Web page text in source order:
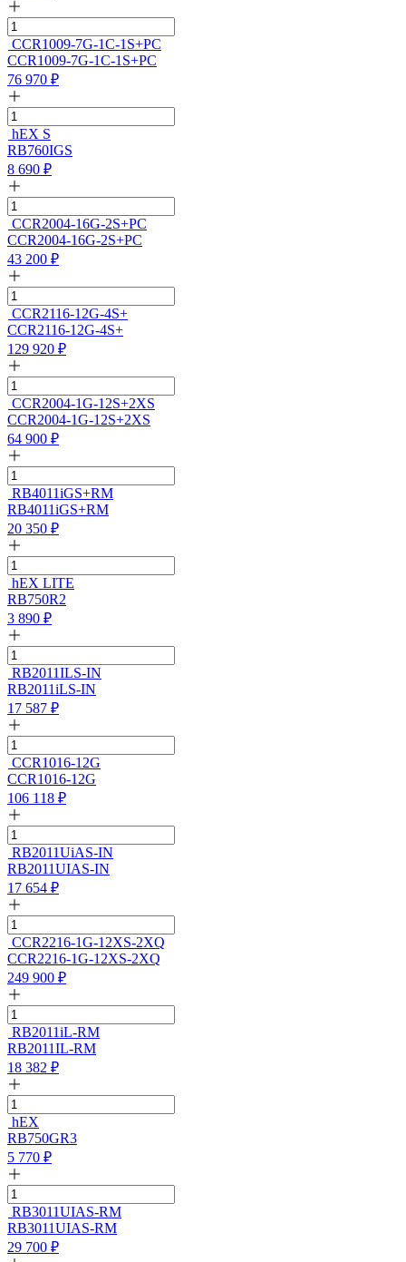
CCR1009-7G-1C-1S+PC
CCR1009-7G-1C-1S+PC
76 970 ₽
hEX S
RB760IGS
8 690 ₽
CCR2004-16G-2S+PC
CCR2004-16G-2S+PC
43 200 ₽
CCR2116-12G-4S+
CCR2116-12G-4S+
129 920 ₽
CCR2004-1G-12S+2XS
CCR2004-1G-12S+2XS
64 900 ₽
RB4011iGS+RM
RB4011iGS+RM
20 350 ₽
hEX LITE
RB750R2
3 890 ₽
RB2011ILS-IN
RB2011iLS-IN
17 587 ₽
CCR1016-12G
CCR1016-12G
106 118 ₽
RB2011UiAS-IN
RB2011UIAS-IN
17 654 ₽
CCR2216-1G-12XS-2XQ
CCR2216-1G-12XS-2XQ
249 900 ₽
RB2011iL-RM
RB2011IL-RM
18 382 ₽
hEX
RB750GR3
5 770 ₽
RB3011UIAS-RM
RB3011UIAS-RM
29 700 ₽